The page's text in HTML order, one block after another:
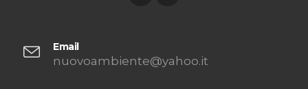
Email
nuovoambiente@yahoo.it